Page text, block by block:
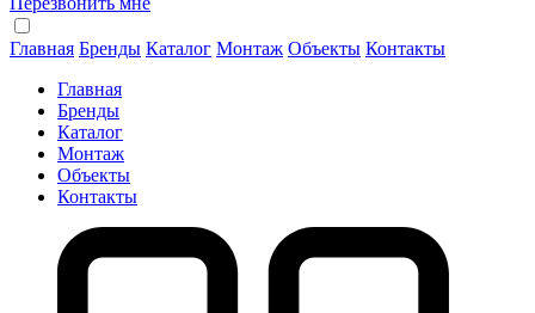
Главная Бренды Каталог Монтаж Объекты Контакты
Главная
Бренды
Каталог
Монтаж
Объекты
Контакты